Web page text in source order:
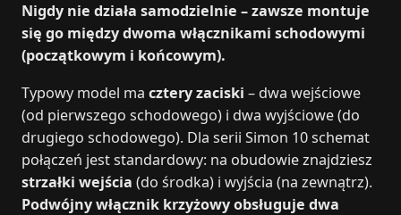
Nigdy nie działa samodzielnie – zawsze montuje
się go między dwoma włącznikami schodowymi
(początkowym i końcowym).
Typowy model ma cztery zaciski – dwa wejściowe
(od pierwszego schodowego) i dwa wyjściowe (do
drugiego schodowego). Dla serii Simon 10 schemat
połączeń jest standardowy: na obudowie znajdziesz
strzałki wejścia (do środka) i wyjścia (na zewnątrz).
Podwójny włącznik krzyżowy obsługuje dwa